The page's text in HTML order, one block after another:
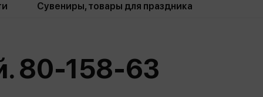
Сувениры, товары для праздника
Пакеты
80-158-63